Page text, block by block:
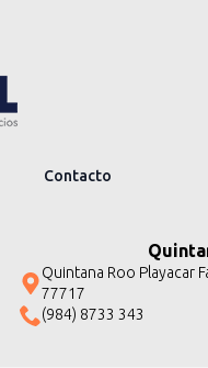
Contacto
Quintana Roo Playacar
77717
(984) 8733 343